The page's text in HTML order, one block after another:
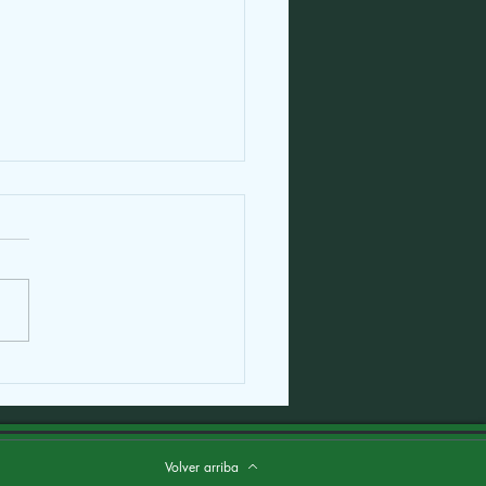
Toro
Volver arriba